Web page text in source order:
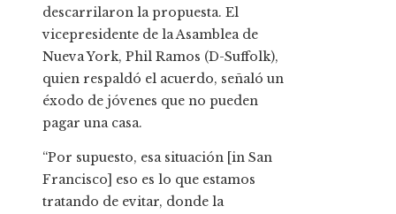
descarrilaron la propuesta. El
vicepresidente de la Asamblea de
Nueva York, Phil Ramos (D-Suffolk),
quien respaldó el acuerdo, señaló un
éxodo de jóvenes que no pueden
pagar una casa.
“Por supuesto, esa situación [in San
Francisco] eso es lo que estamos
tratando de evitar, donde la